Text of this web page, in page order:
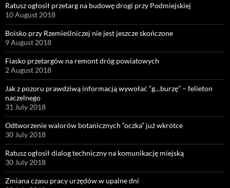
Ratusz ogłosił przetarg na budowę drogi przy Podmiejskiej
10 August 2018
Boisko przy Rzemieślniczej nie jest jeszcze skończone
9 August 2018
Fiasko przetargów na remont dróg powiatowych
2 August 2018
Jak z pozoru prawdziwą informacją wywołać “g…burzę” – felieton
naczelnego
31 July 2018
Odtworzenie walorów botanicznych “oczka” już wkrótce
30 July 2018
Ratusz ogłosił dialog techniczny na komunikację miejską
30 July 2018
Zmiana czasu pracy urzędów w upalne dni